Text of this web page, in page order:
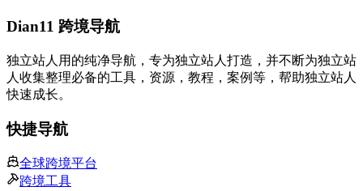
Dian11 跨境导航
独立站人用的纯净导航，专为独立站人打造，并不断为独立站
人收集整理必备的工具，资源，教程，案例等，帮助独立站人
快速成长。
快捷导航
全球跨境平台
跨境工具